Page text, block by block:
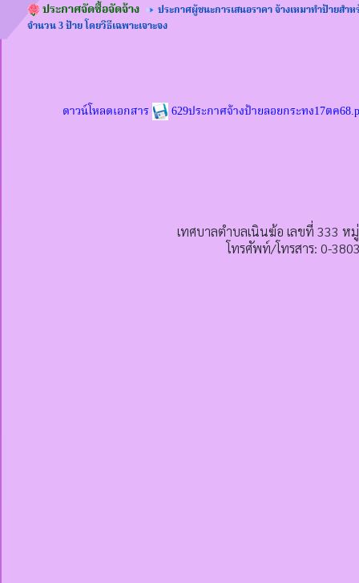
ประกาศจัดซื้อจัดจ้าง
ประกาศผู้ชนะการเสนอราคา จ้างเหมาทำป้ายส
จำนวน 3 ป้าย โดยวิธีเฉพาะเจาะจง
ดาวน์โหลดเอกสาร 629ประกาศจ้างป้ายลอยกระทง17ตค
เทศบาลตำบลเนินฆ้อ เลขที่ 333 ห
โทรศัพท์/โทรสาร: 0-